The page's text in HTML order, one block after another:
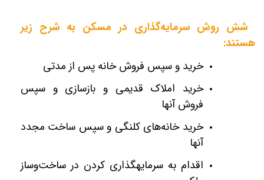
شش روش سرمایه‌گذاری در مسکن به شرح زیر
هستند:
خرید و سپس فروش خانه پس از مدتی
خرید املاک قدیمی و بازسازی و سپس
فروش آن‎ها
خرید خانه‌های کلنگی و سپس ساخت مجدد
آن‎ها
اقدام به سرمایه‎گذاری کردن در ساخت‌وساز